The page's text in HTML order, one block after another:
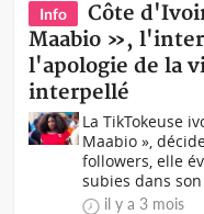
Info
Côte
Maabio »,
l'apologie de la
interpellé
La TikTokeuse
Maabio »,
followers, elle
subies dans
il y a 3 mois